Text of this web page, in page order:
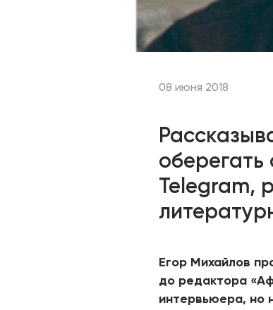
08 июня 2018
оберегать
Telegram,
Егор Михайлов
до редактора
интервьюера, но